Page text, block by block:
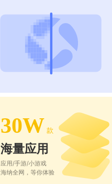
30W 款
海量应用
应用/手游/小游戏
海纳全网，等你体验